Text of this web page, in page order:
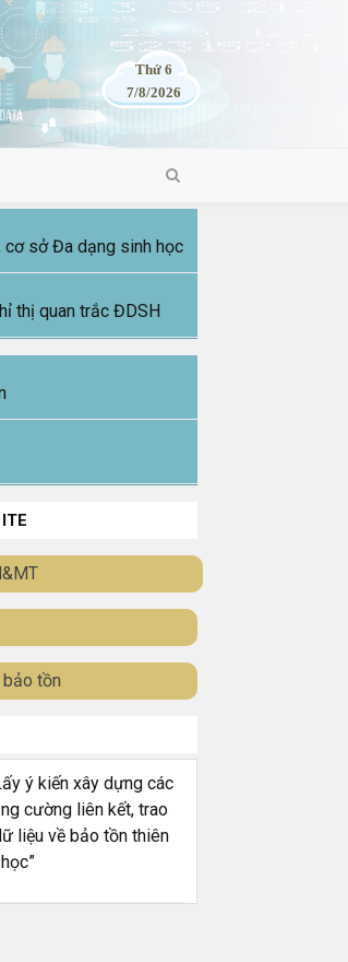
Thứ 6
7/8/2026
cơ sở Đa dạng sinh học
thị quan trắc ĐDSH
tồn
ý kiến xây dựng các
cường liên kết, trao
liệu về bảo tồn thiên